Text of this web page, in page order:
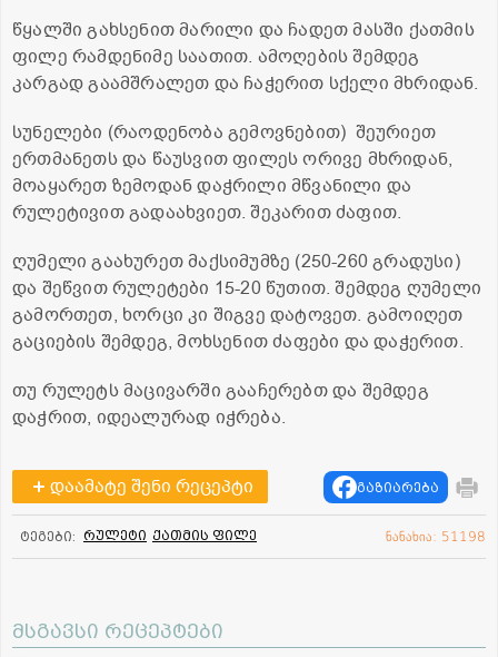
წყალში გახსენით მარილი და ჩადეთ მასში ქათმის
ფილე რამდენიმე საათით. ამოღების შემდეგ
კარგად გაამშრალეთ და ჩაჭერით სქელი მხრიდან.
სუნელები (რაოდენობა გემოვნებით) შეურიეთ
ერთმანეთს და წაუსვით ფილეს ორივე მხრიდან,
მოაყარეთ ზემოდან დაჭრილი მწვანილი და
რულეტივით გადაახვიეთ. შეკარით ძაფით.
ღუმელი გაახურეთ მაქსიმუმზე (250-260 გრადუსი)
და შეწვით რულეტები 15-20 წუთით. შემდეგ ღუმელი
გამორთეთ, ხორცი კი შიგვე დატოვეთ. გამოიღეთ
გაციების შემდეგ, მოხსენით ძაფები და დაჭერით.
თუ რულეტს მაცივარში გააჩერებთ და შემდეგ
დაჭრით, იდეალურად იჭრება.
დაამატე შენი რეცეპტი გაზიარება
ტეგები: რულეტი ქათმის ფილე ნანახია: 51198
მსგავსი რეცეპტები